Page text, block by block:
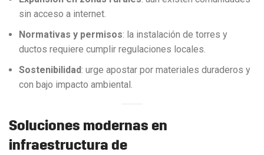
sin acceso a internet.
Normativas y permisos: la instalación de torres y
ductos requiere cumplir regulaciones locales.
Sostenibilidad: urge apostar por materiales duraderos y
con bajo impacto ambiental.
Soluciones modernas en
infraestructura de